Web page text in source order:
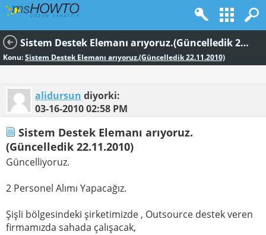
Sistem Destek Elemanı arıyoruz.(Güncelledik 22.11.2010)
Konu:Sistem Destek Elemanı arıyoruz.(Güncelledik 22.11.2010)
alidursun diyorki:
03-16-201002:58 PM
Sistem Destek Elemanı arıyoruz.
(Güncelledik 22.11.2010)
Güncelliyoruz.
2 Personel Alımı Yapacağız.
Şişli bölgesindeki şirketimizde , Outsource destek veren
firmamızda sahada çalışacak,